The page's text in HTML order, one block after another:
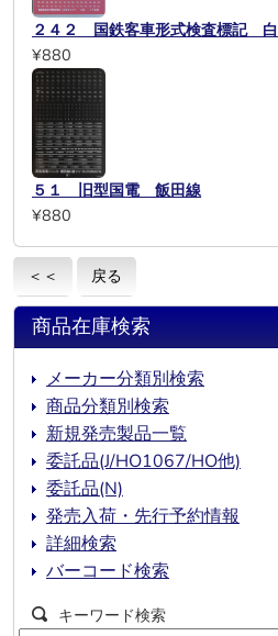
２４２ 国鉄客車形式検査標記 白
¥880
５１ 旧型国電 飯田線
¥880
＜＜ 戻る
商品在庫検索
メーカー分類別検索
商品分類別検索
新規発売製品一覧
委託品(J/HO1067/HO他)
委託品(N)
発売入荷・先行予約情報
詳細検索
バーコード検索
キーワード検索